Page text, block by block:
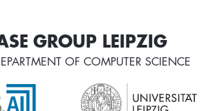
GROUP LEIPZIG
OF COMPUTER SCIENCE